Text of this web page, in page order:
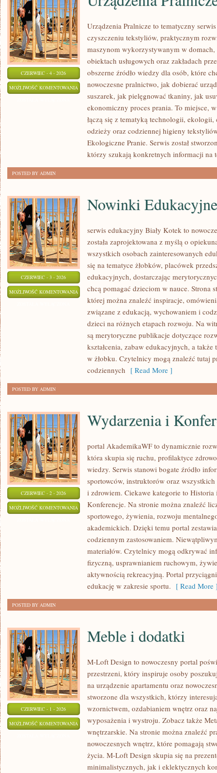
CZERWIEC - 4 - 2026
MOŻLIWOŚĆ KOMENTOWANIA URZĄDZENIA
PRALNICZE
Urządzenia Pralnicze to tematyczny
czyszczeniu tekstyliów, praktycznym
maszynom wykorzystywanym w
obiektach usługowych oraz zakładach
obszerne źródło wiedzy dla osób, które
nowoczesne pralnictwo, jak dobierać
suszarek, jak pielęgnować tkaniny, jak
ekonomiczny proces prania. To miejsce,
łączą się z tematyką technologii,
odzieży oraz codziennej higieny
Ekologiczne Pranie. Serwis został
którzy szukają konkretnych informacji na
POSTED BY ADMIN
CZERWIEC - 3 - 2026
MOŻLIWOŚĆ KOMENTOWANIA NOWINKI
EDUKACYJNE
Nowinki Edukacyjne
serwis edukacyjny Biały Kotek to
została zaprojektowana z myślą o
wszystkich osobach zainteresowanych
się na tematyce żłobków, placówek
edukacyjnych, dostarczając
chcą pomagać dzieciom w nauce. Strona
której można znaleźć inspiracje,
związane z edukacją, wychowaniem i
dzieci na różnych etapach rozwoju. Na
są merytoryczne publikacje dotyczące
kształcenia, zabaw edukacyjnych, a
w żłobku. Czytelnicy mogą znaleźć tutaj
codziennych [ Read More ]
POSTED BY ADMIN
CZERWIEC - 2 - 2026
MOŻLIWOŚĆ KOMENTOWANIA WYDARZENIA
KONFERENCJE
Wydarzenia i
portal AkademikaWF to dynamicznie
która skupia się ruchu, profilaktyce
wiedzy. Serwis stanowi bogate źródło
sportowców, instruktorów oraz
i zdrowiem. Ciekawe kategorie to
Konferencje. Na stronie można znaleźć
sportowego, żywienia, rozwoju
akademickich. Dzięki temu portal
codziennym zastosowaniem.
materiałów. Czytelnicy mogą odkrywać
fizyczną, usprawnianiem ruchowym,
aktywnością rekreacyjną. Portal
edukację w zakresie sportu. [ Read More
POSTED BY ADMIN
CZERWIEC - 1 - 2026
MOŻLIWOŚĆ KOMENTOWANIA MEBLE
DODATKI
Meble i dodatki
M-Loft Design to nowoczesny portal
przestrzeni, który inspiruje osoby
na urządzenie apartamentu oraz
stworzone dla wszystkich, którzy
wzornictwem, ozdabianiem wnętrz oraz
wyposażenia i wystroju. Zobacz także
wnętrzarskie. Na stronie można znaleźć
nowoczesnych wnętrz, które pomagają
życia. M-Loft Design skupia się na
minimalistycznych, jak i eklektycznych